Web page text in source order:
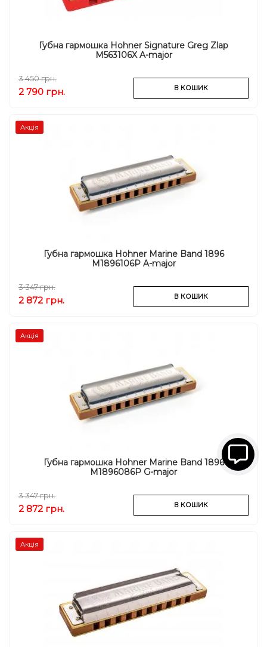
Губна гармошка Hohner Signature Greg Zlap
M563106X A-major
3 450 грн.
2 790 грн. В КОШИК
Акція
Губна гармошка Hohner Marine Band 1896
M1896106P A-major
3 347 грн.
2 872 грн. В КОШИК
Акція
Губна гармошка Hohner Marine Band 1896
M1896086P G-major
3 347 грн.
2 872 грн. В КОШИК
Акція